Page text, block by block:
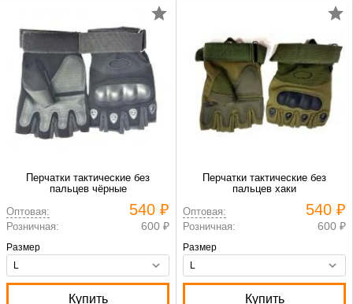
Перчатки тактические без
пальцев чёрные
Оптовая:
540 ₽
Розничная: 600 ₽
Размер
Купить
Перчатки тактические без
пальцев хаки
Оптовая:
540 ₽
Розничная: 600 ₽
Размер
Купить